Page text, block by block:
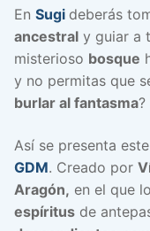
En Sugi deberás
ancestral y guiar a
misterioso bosque
y no permitas que
burlar al fantasma?
Así se presenta
GDM. Creado por
Aragón, en el que
espíritus de